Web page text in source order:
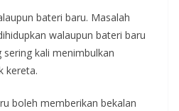
bateri baru. Masalah
walaupun bateri baru
sering kali menimbulkan
kereta.
boleh memberikan bekalan